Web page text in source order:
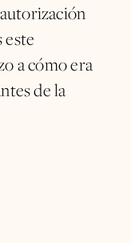
a cómo era
de la